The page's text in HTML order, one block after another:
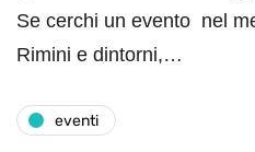
Se cerchi un evento nel
Rimini e dintorni,…
eventi